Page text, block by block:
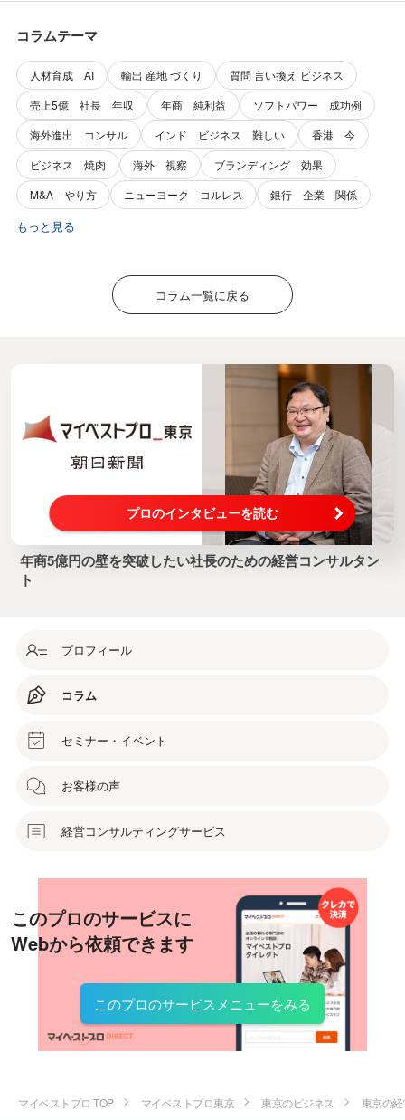
コラムテーマ
人材育成 AI 輸出 産地 づくり
質問 言い換え ビジネス
売上5億 社長 年収
年商 純利益
ソフトパワー 成功例
海外進出 コンサル
インド ビジネス 難しい
香港 今
ビジネス 焼肉
海外 視察
ブランディング 効果
M&A やり方
ニューヨーク コルレス 銀行 企業 関係
もっと見る
コラム一覧に戻る
プロのインタビューを読む
年商5億円の壁を突破したい社長のための経営コンサルタン
ト
プロフィール
コラム
セミナー・イベント
お客様の声
経営コンサルティングサービス
このプロのサービスに
Webから依頼できます
このプロのサービスメニューをみる
マイベストプロ TOP マイベストプロ東京 東京のビジネス 東京の